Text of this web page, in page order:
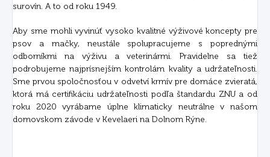
surovín. A to od roku 1949.
Aby sme mohli vyvinúť vysoko kvalitné výživové koncepty pre
psov a mačky, neustále spolupracujeme s poprednými
odborníkmi na výživu a veterinármi. Pravidelne sa tiež
podrobujeme najprísnejším kontrolám kvality a udržateľnosti.
Sme prvou spoločnosťou v odvetví krmív pre domáce zvieratá,
ktorá má certifikáciu udržateľnosti podľa štandardu ZNU a od
roku 2020 vyrábame úplne klimaticky neutrálne v našom
domovskom závode v Kevelaeri na Dolnom Rýne.